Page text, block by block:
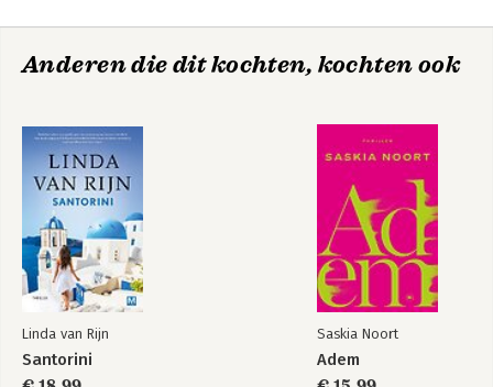
Anderen die dit kochten, kochten ook
Linda van Rijn
Santorini
Saskia Noort
Adem